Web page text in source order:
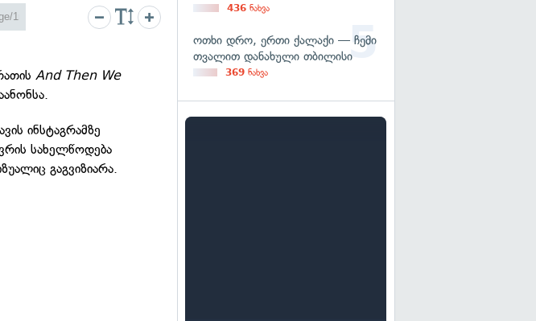
And Then We
ინსტაგრამზე
სახელწოდება
გაგვიზიარა.
436 ნახვა
ოთხი დრო, ერთი ქალაქი — ჩემი
თვალით დანახული თბილისი
369 ნახვა